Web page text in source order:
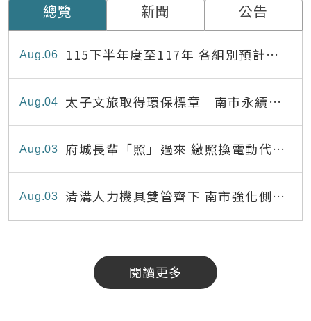
總覽 新聞 公告
06
Aug
115下半年度至117年 各組別預計出
缺員額表
04
Aug
太子文旅取得環保標章 南市永續旅
宿達22家
03
Aug
府城長輩「照」過來 繳照換電動代步
最高補助8,000元
03
Aug
清溝人力機具雙管齊下 南市強化側溝
清疏效能
閱讀更多